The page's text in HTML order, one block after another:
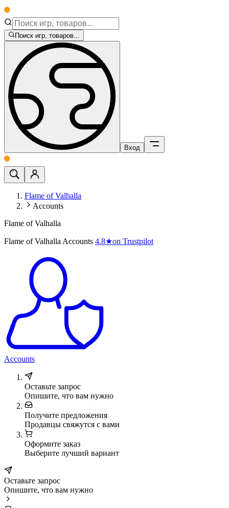
Поиск игр, товаров...
Вход
Flame of Valhalla
Accounts
Flame of Valhalla
Flame of Valhalla Accounts 4.8★on Trustpilot
Accounts
Оставьте запрос
Опишите, что вам нужно
Получите предложения
Продавцы свяжутся с вами
Оформите заказ
Выберите лучший вариант
Оставьте запрос
Опишите, что вам нужно